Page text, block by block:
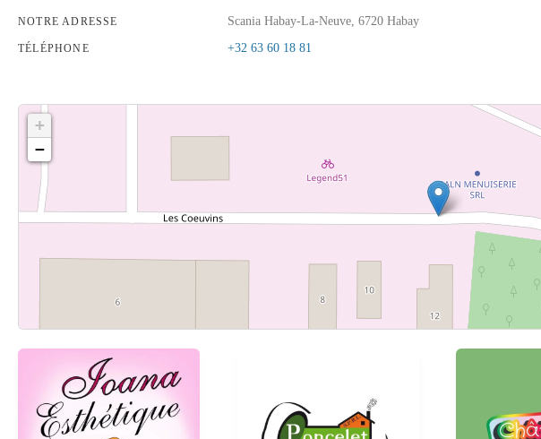
NOTRE ADRESSE Scania Habay-La-Neuve, 6720 Habay
TÉLÉPHONE +32 63 60 18 81
Cliquez sur le bouton pour afficher la carte.
+
−